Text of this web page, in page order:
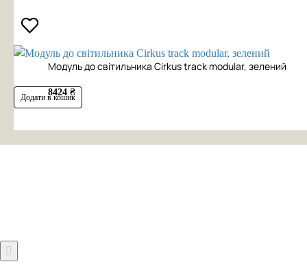
Модуль до світильника Cirkus track modular, зелений
8424 ₴
Додати в кошик